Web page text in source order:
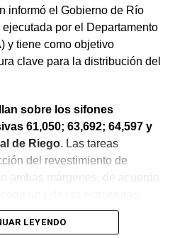
informó el Gobierno de Río
por el Departamento
y tiene como objetivo
clave para la distribución del
sobre los sifones
61,050; 63,692; 64,597 y
de Riego. Las tareas
del revestimiento de
ambas márgenes, de acuerdo
de losas deterioradas, la
LEYENDO